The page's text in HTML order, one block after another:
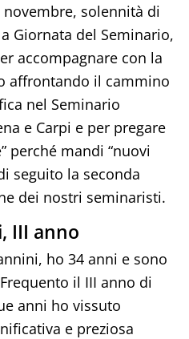
solennità di
Giornata del Seminario,
accompagnare con la
affrontando il cammino
nel Seminario
e Carpi e per pregare
perché mandi “nuovi
seguito la seconda
dei nostri seminaristi.
III anno
ho 34 anni e sono
il III anno di
anni ho vissuto
e preziosa